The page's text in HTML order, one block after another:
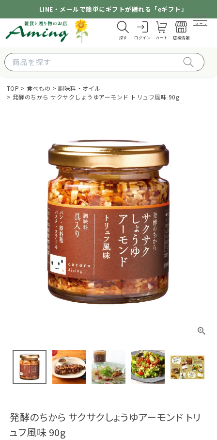
LINE・メールで簡単にギフトが贈れる「eギフト」
探す ログイン カート 店舗情報
メニュー
TOP 食べもの
調味料・オイル
発酵のちから サクサクしょうゆアーモンド トリュフ風味 90g
発酵のちから サクサクしょうゆアーモンド トリ
ュフ風味 90g